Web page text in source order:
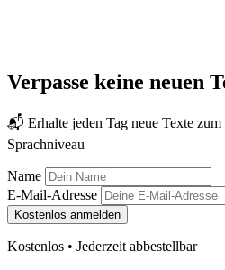
Verpasse keine neuen
📬 Erhalte jeden Tag neue Texte
Sprachniveau
Name
E-Mail-Adresse
Kostenlos anmelden
Kostenlos • Jederzeit abbestellbar